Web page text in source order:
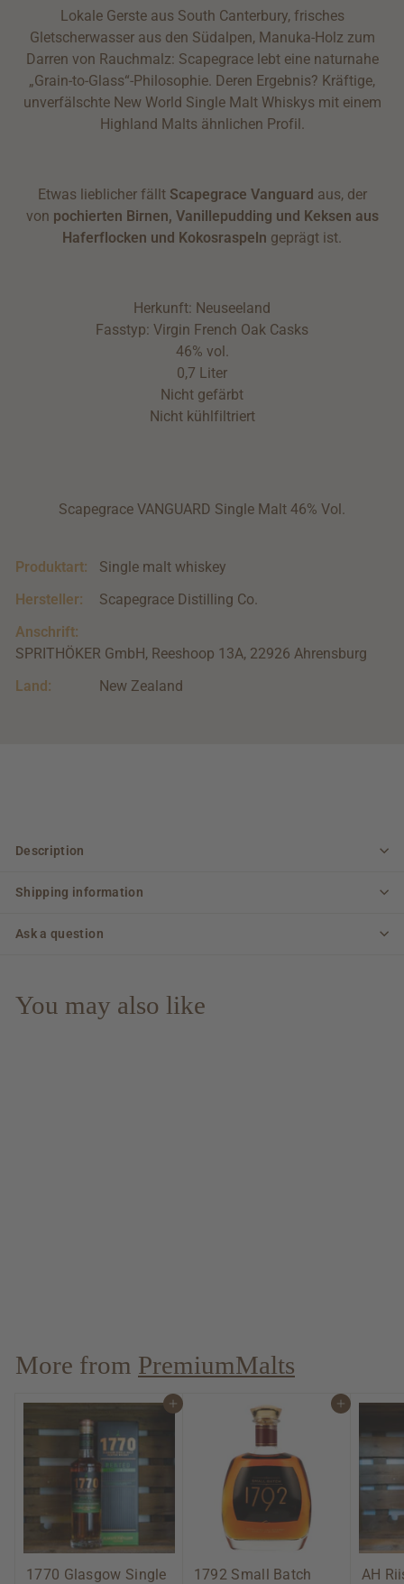
Lokale Gerste aus South Canterbury, frisches
Gletscherwasser aus den Südalpen, Manuka-Holz zum
Darren von Rauchmalz: Scapegrace lebt eine naturnahe
„Grain-to-Glass“-Philosophie. Deren Ergebnis? Kräftige,
unverfälschte New World Single Malt Whiskys mit einem
Highland Malts ähnlichen Profil.
Etwas lieblicher fällt Scapegrace Vanguard aus, der
von pochierten Birnen, Vanillepudding und Keksen aus
Haferflocken und Kokosraspeln geprägt ist.
Herkunft: Neuseeland
Fasstyp: Virgin French Oak Casks
46% vol.
0,7 Liter
Nicht gefärbt
Nicht kühlfiltriert
Produktart:
Single malt whiskey
Hersteller:
Scapegrace Distilling Co.
Anschrift:
SPRITHÖKER GmbH, Reeshoop 13A, 22926 Ahrensburg
Land:
New Zealand
Scapegrace VANGUARD Single Malt 46% Vol.
Description
Shipping information
Ask a question
You may also like
0
More from PremiumMalts
Add to cart
1770 Glasgow Single
Add to cart
1792 Small Batch
AH